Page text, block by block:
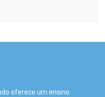
oferece um ensino